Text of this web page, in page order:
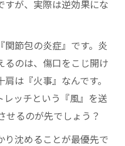
骨ロック解除法
骨が注目される理由
ーチで得られる効果
める前に僕が現場で
すが、実際は逆効果にな
関節包の炎症』です。炎
るのは、傷口をこじ開け
は『火事』なんです。
レッチという『風』を送
せるのが先でしょう？
り沈めることが最優先で